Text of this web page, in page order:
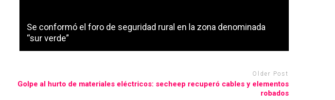
Se conformó el foro de seguridad rural en la zona denominada
“sur verde”
Older Post
Golpe al hurto de materiales eléctricos: secheep recuperó cables y elementos
robados